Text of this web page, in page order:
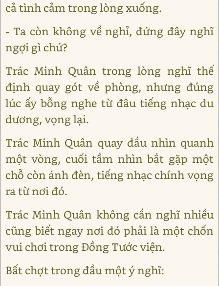
cả tình cảm trong lòng xuống.
- Ta còn không về nghỉ, đứng đây nghĩ
ngợi gì chứ?
Trác Minh Quân trong lòng nghĩ thế
định quay gót về phòng, nhưng đúng
lúc ấy bỗng nghe từ đâu tiếng nhạc du
dương, vọng lại.
Trác Minh Quân quay đầu nhìn quanh
một vòng, cuối tầm nhìn bắt gặp một
chỗ còn ánh đèn, tiếng nhạc chính vọng
ra từ nơi đó.
Trác Minh Quân không cần nghĩ nhiều
cũng biết ngay nơi đó phải là một chốn
vui chơi trong Đồng Tước viện.
Bất chợt trong đầu một ý nghĩ: